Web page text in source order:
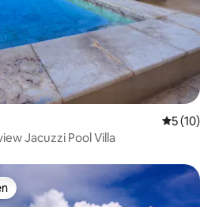
5 (10)
Jacuzzi Pool Villa